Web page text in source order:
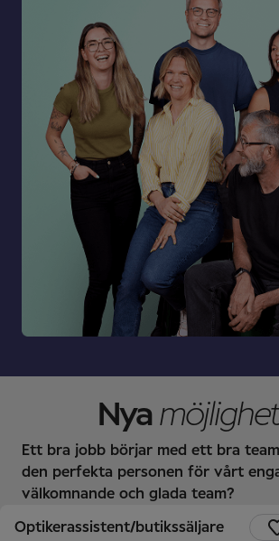
Nya
Ett bra jobb börjar med ett bra
den perfekta personen för vårt
välkomnande och glada team?
Optikerassistent/butikssäljare